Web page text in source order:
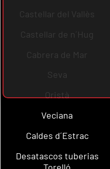
Castellar del Vallès
Castellar de n´Hug
Cabrera de Mar
Seva
Oristà
Veciana
Caldes d´Estrac
Desatascos tuberias